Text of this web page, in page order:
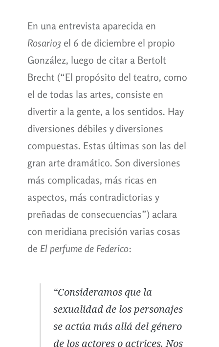
En una entrevista aparecida en
Rosario3el 6 de diciembre el propio
González, luego de citar a Bertolt
Brecht (“El propósito del teatro, como
el de todas las artes, consiste en
divertir a la gente, a los sentidos. Hay
diversiones débiles y diversiones
compuestas. Estas últimas son las del
gran arte dramático. Son diversiones
más complicadas, más ricas en
aspectos, más contradictorias y
preñadas de consecuencias”) aclara
con meridiana precisión varias cosas
de El perfume de Federico:
“Consideramos que la
sexualidad de los personajes
se actúa más allá del género
de los actores o actrices. Nos